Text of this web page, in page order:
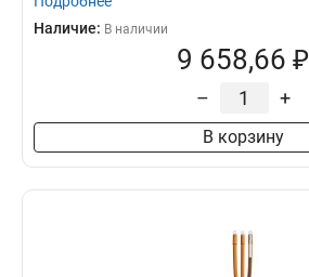
Наличие: В наличии
9 658,66 ₽
– +
В корзину